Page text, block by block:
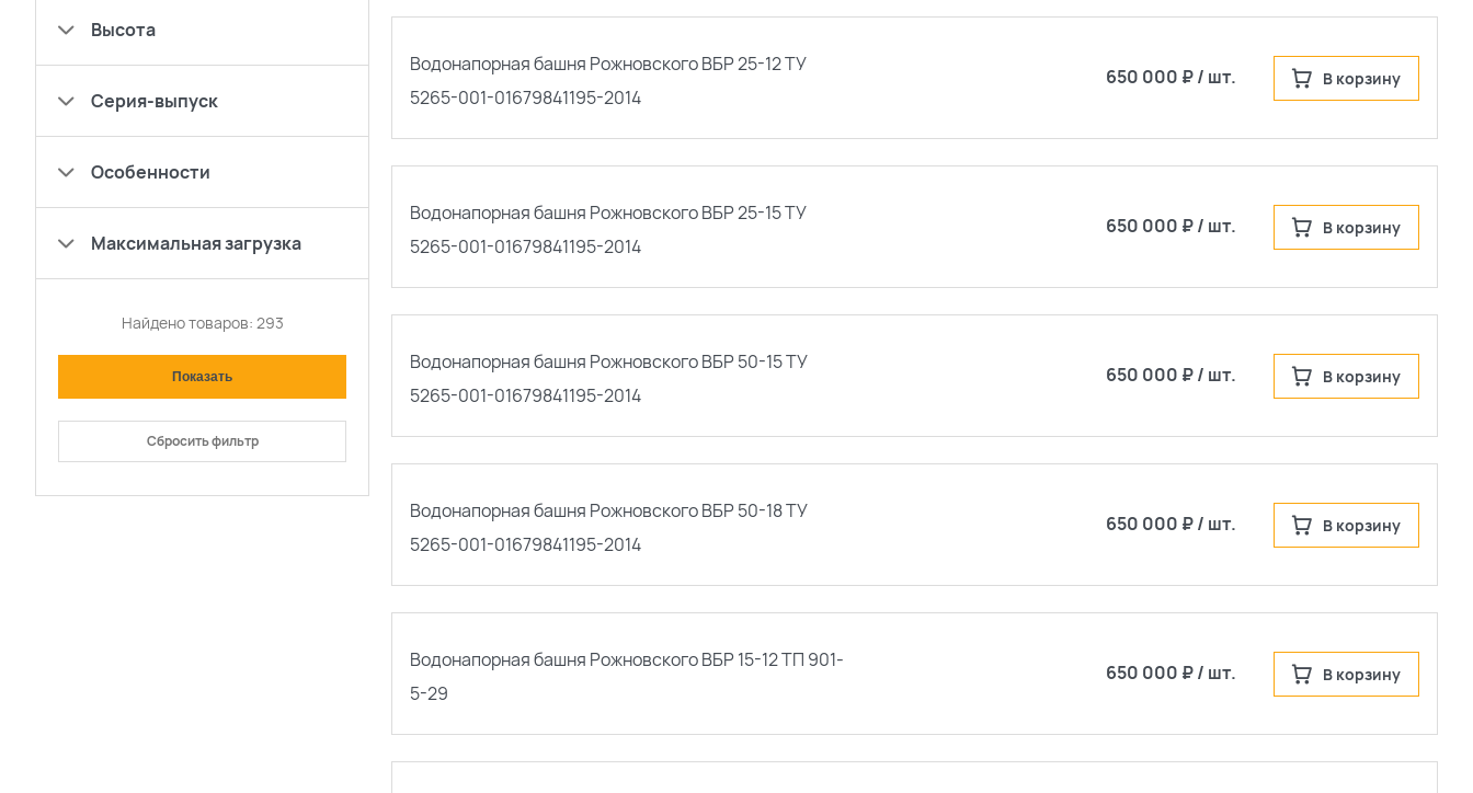
Высота
Серия-выпуск
Особенности
Максимальная загрузка
Найдено товаров: 293
Сбросить фильтр
Водонапорная башня Рожновского ВБР 25-12 ТУ
5265-001-01679841195-2014
650 000 ₽ / шт. В корзину
Водонапорная башня Рожновского ВБР 25-15 ТУ
5265-001-01679841195-2014
650 000 ₽ / шт. В корзину
Водонапорная башня Рожновского ВБР 50-15 ТУ
5265-001-01679841195-2014
650 000 ₽ / шт. В корзину
Водонапорная башня Рожновского ВБР 50-18 ТУ
5265-001-01679841195-2014
650 000 ₽ / шт. В корзину
Водонапорная башня Рожновского ВБР 15-12 ТП 901-
5-29
650 000 ₽ / шт. В корзину